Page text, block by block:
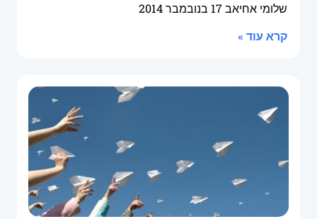
שלומי אחיאב17 בנובמבר 2014
קרא עוד »